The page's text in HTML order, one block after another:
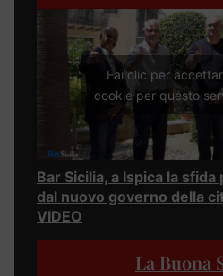
Fai clic per
cookie per questo
Bar Sicilia, a Ispica la
dal nuovo governo della
VIDEO
La Buona